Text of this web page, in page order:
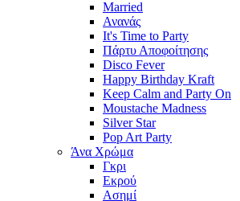
Married
Ανανάς
It's Time to Party
Πάρτυ Αποφοίτησης
Disco Fever
Happy Birthday Kraft
Keep Calm and Party On
Moustache Madness
Silver Star
Pop Art Party
Άνα Χρώμα
Γκρι
Εκρού
Ασημί